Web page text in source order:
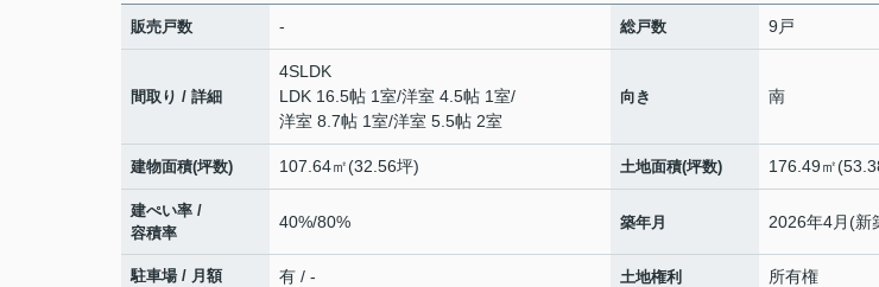
販売戸数 - 総戸数 9戸
間取り / 詳細
4SLDK
LDK 16.5帖 1室/洋室 4.5帖 1室/
洋室 8.7帖 1室/洋室 5.5帖 2室
向き 南
建物面積(坪数) 107.64㎡(32.56坪) 土地面積(坪数) 176.49㎡
建ぺい率 /
容積率
40%/80% 築年月 2026年4月(新
駐車場 / 月額 有 / - 土地権利 所有権